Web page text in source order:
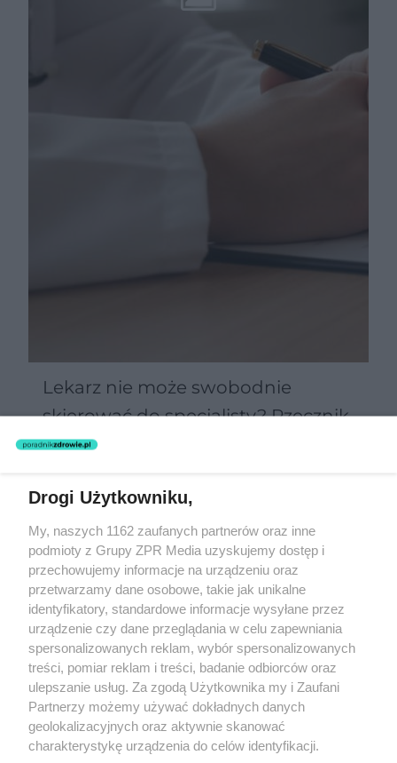
Lekarz nie może swobodnie
skierować do specjalisty? Rzecznik
alarmuje o zagrożeniu dla
rozpowszechniany lub dalej rozpowszechniany w jakikolwiek sposób
(w tym także elektroniczny lub mechaniczny) na jakimkolwiek polu
eksploatacji w jakiejkolwiek formie, włącznie z umieszczaniem w
Internecie bez pisemnej zgody właściciela praw. Jakiekolwiek użycie
lub wykorzystanie utworów w całości lub w części z naruszeniem
prawa, tzn. bez właściwej zgody, jest zabronione pod groźbą kary i
może być ścigane prawnie.
O nas
Drogi Użytkowniku,
My, naszych 1162 zaufanych partnerów oraz inne
podmioty z Grupy ZPR Media uzyskujemy dostęp i
przechowujemy informacje na urządzeniu oraz
przetwarzamy dane osobowe, takie jak unikalne
identyfikatory, standardowe informacje wysyłane przez
urządzenie czy dane przeglądania w celu zapewniania
spersonalizowanych reklam, wybór spersonalizowanych
treści, pomiar reklam i treści, badanie odbiorców oraz
ulepszanie usług. Za zgodą Użytkownika my i Zaufani
Partnerzy możemy używać dokładnych danych
geolokalizacyjnych oraz aktywnie skanować
charakterystykę urządzenia do celów identyfikacji.